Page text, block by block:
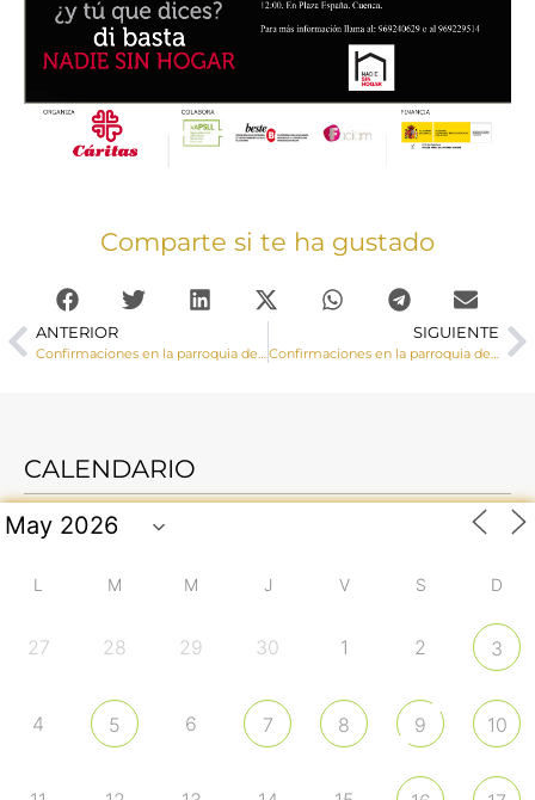
Comparte si te ha gustado
ANTERIOR
Confirmaciones en la parroquia de Santa Ana de Cuenca
SIGUIENTE
Confirmaciones en la parroquia de San Fernando (Cuenca)
CALENDARIO
L M M J V S D
27 28 29 30 1 2 3
4 5 6 7 8 9 10